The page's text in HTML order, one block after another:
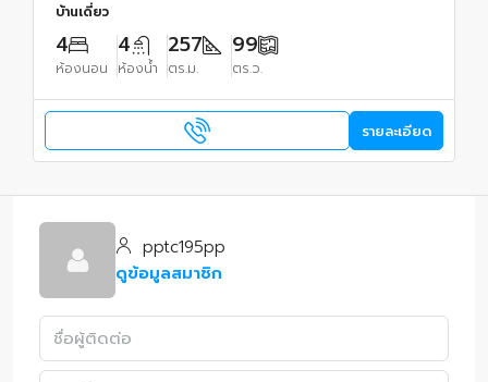
บ้านเดี่ยว
4
ห้องนอน
4
ห้องน้ำ
257
ตร.ม.
99
ตร.ว.
รายละเอียด
pptc195pp
ดูข้อมูลสมาชิก